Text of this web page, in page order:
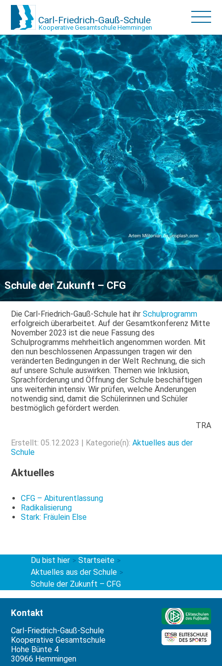
Carl-Friedrich-Gauß-Schule
Kooperative Gesamtschule Hemmingen
Schule der Zukunft – CFG
Die Carl-Friedrich-Gauß-Schule hat ihrSchulprogramm
erfolgreich überarbeitet. Auf der Gesamtkonferenz Mitte
November 2023 ist die neue Fassung des
Schulprogramms mehrheitlich angenommen worden. Mit
den nun beschlossenen Anpassungen tragen wir den
veränderten Bedingungen in der Welt Rechnung, die sich
auf unsere Schule auswirken. Themen wie Inklusion,
Sprachförderung und Öffnung der Schule beschäftigen
uns weiterhin intensiv. Wir prüfen, welche Änderungen
notwendig sind, damit die Schülerinnen und Schüler
bestmöglich gefördert werden.
TRA
Erstellt: 05.12.2023 | Kategorie(n):Aktuelles aus der
Schule
Aktuelles
CFG – Abiturentlassung
Radikalisierung
Stark: Fräulein Else
Du bist hier > Startseite >
Aktuelles aus der Schule >
Schule der Zukunft – CFG
Kontakt
Carl-Friedrich-Gauß-Schule
Kooperative Gesamtschule
Hohe Bünte 4
30966 Hemmingen